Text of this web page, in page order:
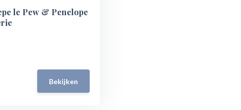
le Pew & Penelope
Bekijken